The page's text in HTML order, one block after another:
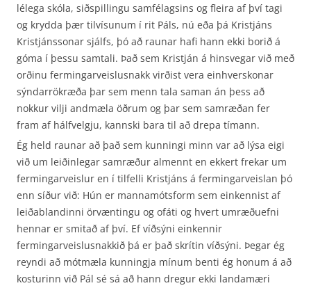
lélega skóla, siðspillingu samfélagsins og fleira af því tagi
og krydda þær tilvísunum í rit Páls, nú eða þá Kristjáns
Kristjánssonar sjálfs, þó að raunar hafi hann ekki borið á
góma í þessu samtali. Það sem Kristján á hinsvegar við með
orðinu fermingarveislusnakk virðist vera einhverskonar
sýndarrökræða þar sem menn tala saman án þess að
nokkur vilji andmæla öðrum og þar sem samræðan fer
fram af hálfvelgju, kannski bara til að drepa tímann.
Ég held raunar að það sem kunningi minn var að lýsa eigi
við um leiðinlegar samræður almennt en ekkert frekar um
fermingarveislur en í tilfelli Kristjáns á fermingarveislan þó
enn síður við: Hún er mannamótsform sem einkennist af
leiðablandinni örvæntingu og ofáti og hvert umræðuefni
hennar er smitað af því. Ef víðsýni einkennir
fermingarveislusnakkið þá er það skrítin víðsýni. Þegar ég
reyndi að mótmæla kunningja mínum benti ég honum á að
kosturinn við Pál sé sá að hann dregur ekki landamæri